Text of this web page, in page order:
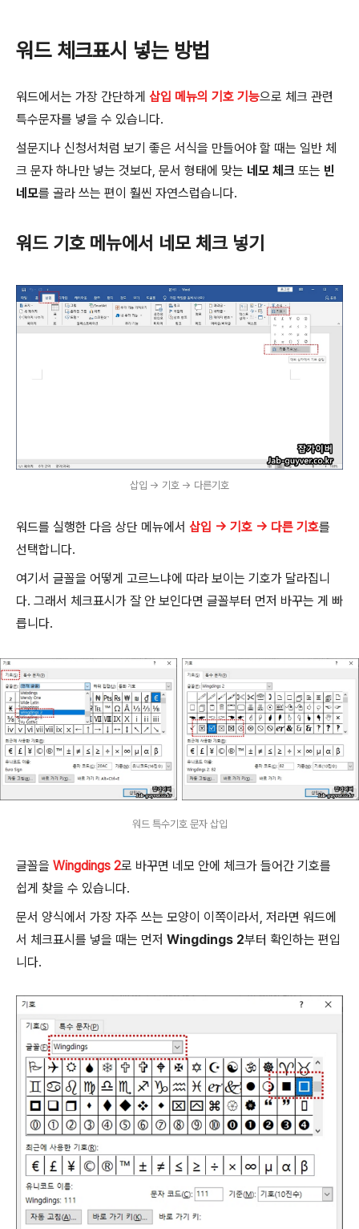
워드 체크표시 넣는 방법
워드에서는 가장 간단하게 삽입 메뉴의 기호 기능으로 체크 관련
특수문자를 넣을 수 있습니다.
설문지나 신청서처럼 보기 좋은 서식을 만들어야 할 때는 일반 체
크 문자 하나만 넣는 것보다, 문서 형태에 맞는 네모 체크 또는 빈
네모를 골라 쓰는 편이 훨씬 자연스럽습니다.
워드 기호 메뉴에서 네모 체크 넣기
삽입 -> 기호 -> 다른기호
워드를 실행한 다음 상단 메뉴에서 삽입 → 기호 → 다른 기호를
선택합니다.
여기서 글꼴을 어떻게 고르느냐에 따라 보이는 기호가 달라집니
다. 그래서 체크표시가 잘 안 보인다면 글꼴부터 먼저 바꾸는 게 빠
릅니다.
워드 특수기호 문자 삽입
글꼴을 Wingdings 2로 바꾸면 네모 안에 체크가 들어간 기호를
쉽게 찾을 수 있습니다.
문서 양식에서 가장 자주 쓰는 모양이 이쪽이라서, 저라면 워드에
서 체크표시를 넣을 때는 먼저 Wingdings 2부터 확인하는 편입
니다.